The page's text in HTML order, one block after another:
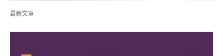
最新文章